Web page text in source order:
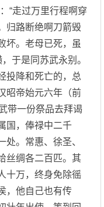
“走过万里行程啊穿
归路断绝啊刀箭毁
坏。老母已死，虽
是同苏武永别。
投降和死亡的，总
昭帝始元六年（前
带一份祭品去拜谒
国，俸禄中二千
处。常惠、徐圣、
丝绸各二百匹。其
十万，终身免除徭
，他自己也有传